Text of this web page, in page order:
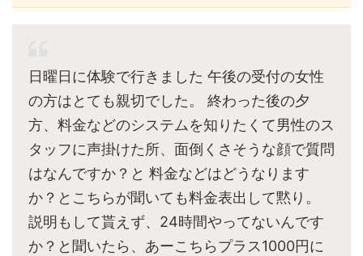
日曜日に体験で行きました 午後の受付の女性
の方はとても親切でした。 終わった後の夕
方、料金などのシステムを知りたくて男性のス
タッフに声掛けた所、面倒くさそうな顔で質問
はなんですか？と 料金などはどうなります
か？とこちらが聞いても料金表出して黙り。
説明もして貰えず、24時間やってないんです
か？と聞いたら、あーこちらプラス1000円に